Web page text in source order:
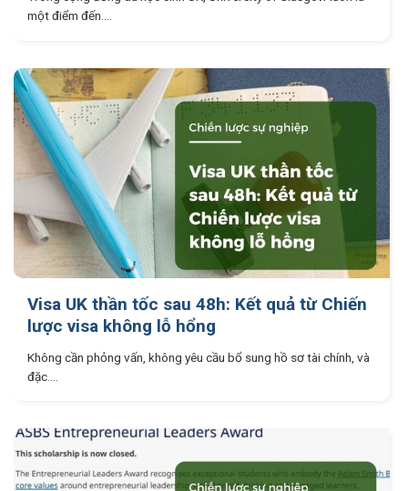
một điểm đến....
Visa UK thần tốc sau 48h: Kết quả từ Chiến
lược visa không lỗ hổng
Không cần phỏng vấn, không yêu cầu bổ sung hồ sơ tài chính, và
đặc....